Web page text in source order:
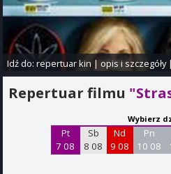
Idź do:repertuar kin |opis i szczegóły
Repertuar filmu
Wybierz
Pt
7 08
Sb
8 08
Nd
9 08
Pn
10 08